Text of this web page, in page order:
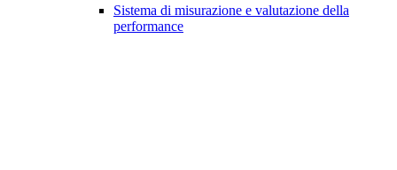
Sistema di misurazione e valutazione della
performance